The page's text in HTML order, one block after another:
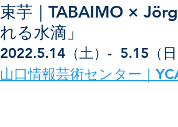
束芋｜TABAIMO ×
れる水滴」
2022.5.14（土）-  5.15（日
山口情報芸術センター｜